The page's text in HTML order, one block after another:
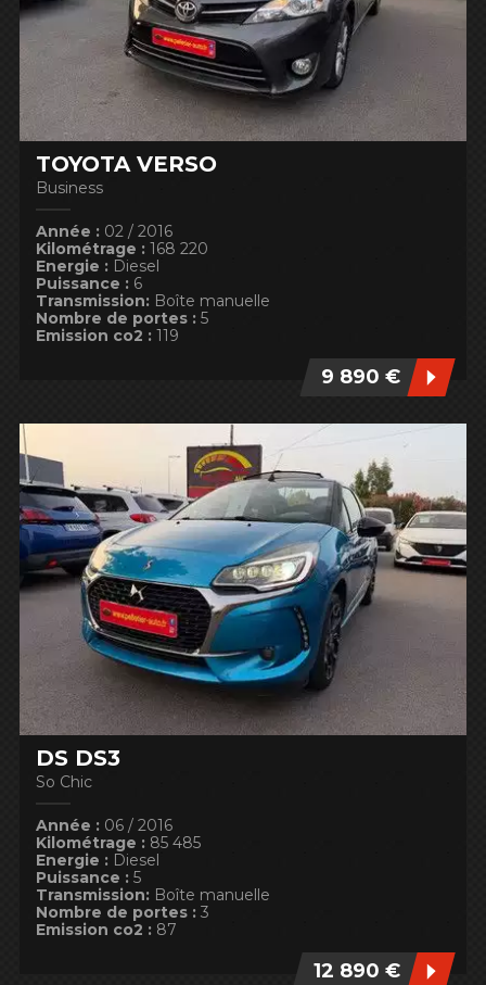
TOYOTA VERSO
Business
Année :02 / 2016
Kilométrage :168 220
Energie :Diesel
Puissance :6
Transmission:Boîte manuelle
Nombre de portes :5
Emission co2 :119
9 890 €
DS DS3
So Chic
Année :06 / 2016
Kilométrage :85 485
Energie :Diesel
Puissance :5
Transmission:Boîte manuelle
Nombre de portes :3
Emission co2 :87
12 890 €